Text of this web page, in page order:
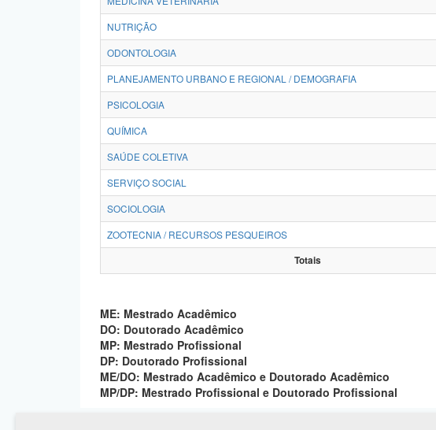
NUTRIÇÃO
ODONTOLOGIA
PLANEJAMENTO URBANO E REGIONAL / DEMOGRAFIA
PSICOLOGIA
QUÍMICA
SAÚDE COLETIVA
SERVIÇO SOCIAL
SOCIOLOGIA
ZOOTECNIA / RECURSOS PESQUEIROS
Totais
ME: Mestrado Acadêmico
DO: Doutorado Acadêmico
MP: Mestrado Profissional
DP: Doutorado Profissional
ME/DO: Mestrado Acadêmico e Doutorado Acadêmico
MP/DP: Mestrado Profissional e Doutorado Profissional